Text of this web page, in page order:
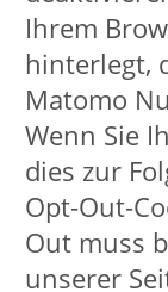
eigenhändiger
vorgeschrieben
Unterschrift
verschiedenen
Die bei der
elektronische
die gleiche
Anliegen,